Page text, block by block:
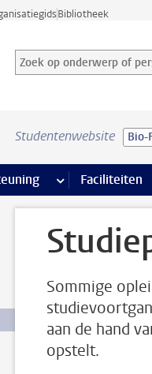
Bibliotheek
Zoek op onderwerp of
Zoekterm
Studentenwebsite Bio-
pagina’smeerFaciliteiten
Sommige
aan de hand
opstelt.